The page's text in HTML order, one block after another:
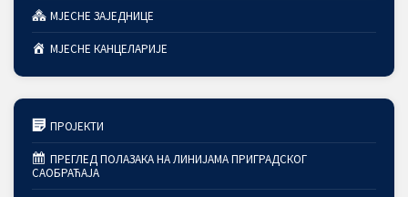
МЈЕСНЕ ЗАЈЕДНИЦЕ
МЈЕСНЕ КАНЦЕЛАРИЈЕ
ПРОЈЕКТИ
ПРЕГЛЕД ПОЛАЗАКА НА ЛИНИЈАМА ПРИГРАДСКОГ
САОБРАЋАЈА